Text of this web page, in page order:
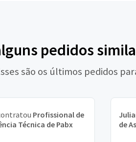
pedidos
são os últimos pedidos
Profissional de
Técnica de Pabx
de